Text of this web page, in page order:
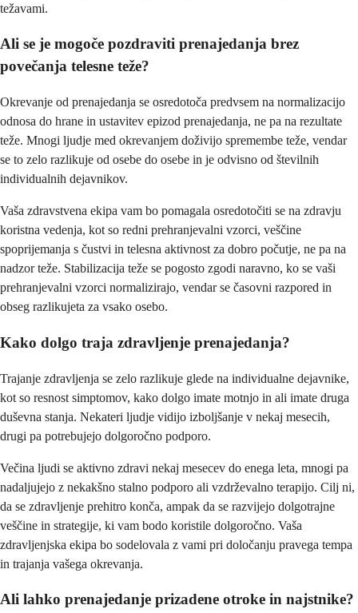
težavami.
Ali se je mogoče pozdraviti prenajedanja brez
povečanja telesne teže?
Okrevanje od prenajedanja se osredotoča predvsem na normalizacijo
odnosa do hrane in ustavitev epizod prenajedanja, ne pa na rezultate
teže. Mnogi ljudje med okrevanjem doživijo spremembe teže, vendar
se to zelo razlikuje od osebe do osebe in je odvisno od številnih
individualnih dejavnikov.
Vaša zdravstvena ekipa vam bo pomagala osredotočiti se na zdravju
koristna vedenja, kot so redni prehranjevalni vzorci, veščine
spoprijemanja s čustvi in telesna aktivnost za dobro počutje, ne pa na
nadzor teže. Stabilizacija teže se pogosto zgodi naravno, ko se vaši
prehranjevalni vzorci normalizirajo, vendar se časovni razpored in
obseg razlikujeta za vsako osebo.
Kako dolgo traja zdravljenje prenajedanja?
Trajanje zdravljenja se zelo razlikuje glede na individualne dejavnike,
kot so resnost simptomov, kako dolgo imate motnjo in ali imate druga
duševna stanja. Nekateri ljudje vidijo izboljšanje v nekaj mesecih,
drugi pa potrebujejo dolgoročno podporo.
Večina ljudi se aktivno zdravi nekaj mesecev do enega leta, mnogi pa
nadaljujejo z nekakšno stalno podporo ali vzdrževalno terapijo. Cilj ni,
da se zdravljenje prehitro konča, ampak da se razvijejo dolgotrajne
veščine in strategije, ki vam bodo koristile dolgoročno. Vaša
zdravljenjska ekipa bo sodelovala z vami pri določanju pravega tempa
in trajanja vašega okrevanja.
Ali lahko prenajedanje prizadene otroke in najstnike?